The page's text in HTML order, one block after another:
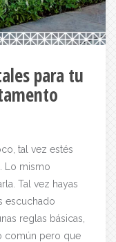
para tu
tal vez estés
Lo mismo
Tal vez hayas
escuchado
reglas básicas,
común pero que